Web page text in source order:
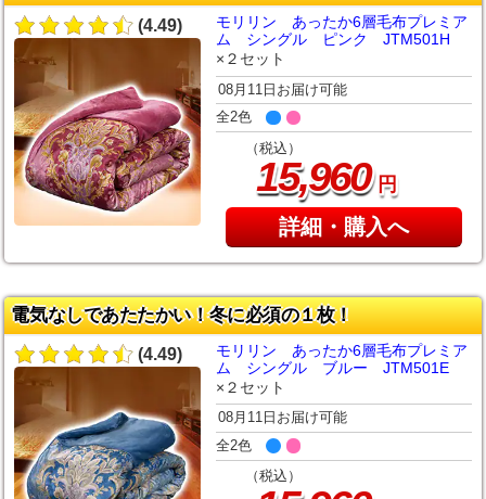
(4.49)
モリリン あったか6層毛布プレミア
ム シングル ピンク JTM501H
×２セット
08月11日お届け可能
全2色
（税込）
15,960円
詳細・購入へ
電気なしであたたかい！冬に必須の１枚！
(4.49)
モリリン あったか6層毛布プレミア
ム シングル ブルー JTM501E
×２セット
08月11日お届け可能
全2色
（税込）